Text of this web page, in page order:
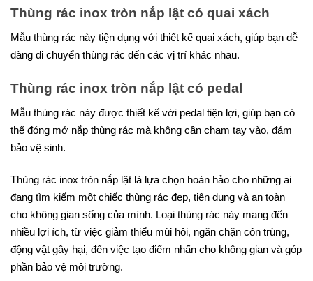
Thùng rác inox tròn nắp lật có quai xách
Mẫu thùng rác này tiện dụng với thiết kế quai xách, giúp bạn dễ
dàng di chuyển thùng rác đến các vị trí khác nhau.
Thùng rác inox tròn nắp lật có pedal
Mẫu thùng rác này được thiết kế với pedal tiện lợi, giúp bạn có
thể đóng mở nắp thùng rác mà không cần chạm tay vào, đảm
bảo vệ sinh.
Thùng rác inox tròn nắp lật là lựa chọn hoàn hảo cho những ai
đang tìm kiếm một chiếc thùng rác đẹp, tiện dụng và an toàn
cho không gian sống của mình. Loại thùng rác này mang đến
nhiều lợi ích, từ việc giảm thiểu mùi hôi, ngăn chặn côn trùng,
động vật gây hại, đến việc tạo điểm nhấn cho không gian và góp
phần bảo vệ môi trường.